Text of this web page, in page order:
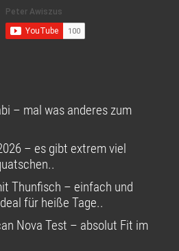
– mal was anderes zum
– es gibt extrem viel
Thunfisch – einfach und
für heiße Tage..
Nova Test – absolut Fit im